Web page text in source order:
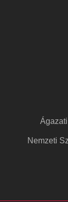
Nemzeti